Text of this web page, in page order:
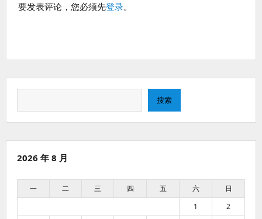
要发表评论，您必须先登录。
搜索
2026 年 8 月
一 二 三 四 五 六
日
1
2